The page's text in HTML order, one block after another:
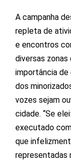
A campanha
repleta de
e encontros
diversas
importância
dos
vozes sejam
cidade. “Se
executado
que
representadas